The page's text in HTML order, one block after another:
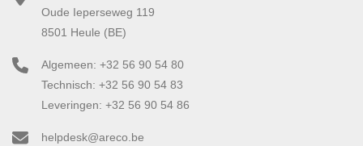
Oude Ieperseweg 119
8501 Heule (BE)
Algemeen: +32 56 90 54 80
Technisch: +32 56 90 54 83
Leveringen: +32 56 90 54 86
helpdesk@areco.be